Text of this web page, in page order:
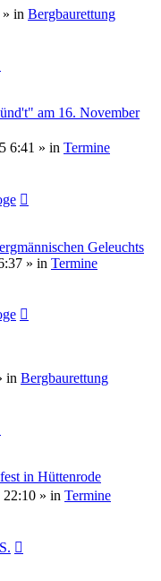
» in Bergbaurettung
am 16. November
6:41 » in Termine
Geleuchts
» in Termine
in Bergbaurettung
in Hüttenrode
22:10 » in Termine